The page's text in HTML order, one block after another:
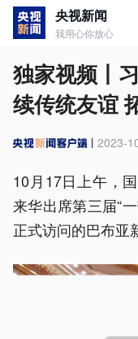
央视新闻
我用心你放心
独家视频丨
续传统友谊
2023-
10月17日上午，
来华出席第三届“
正式访问的巴布亚